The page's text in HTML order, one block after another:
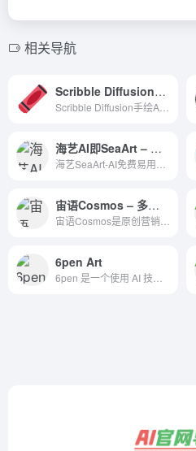
相关导航
Scribble Diffusion手绘AI生成图
海艺AI即SeaArt – 一个高效的AIGC（AI生成内容）绘图工具
宙语Cosmos – 多功能综合平台基本都有
6pen Art